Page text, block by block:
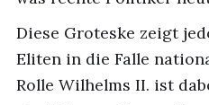
Diese Groteske zeigt
Eliten in die Falle
Rolle Wilhelms II. ist